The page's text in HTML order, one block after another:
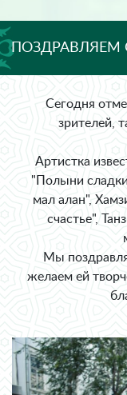
ПОЗДРАВЛЯЕМ
Сегодня
зрителей,
Артистка
"Полыни
мал алан",
счастье",
Мы
желаем ей